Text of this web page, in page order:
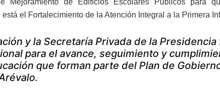
Mejoramiento de Edificios Escolares Públicos para
el Fortalecimiento de la Atención Integral a la Primera
y la Secretaría Privada de la
para el avance, seguimiento y
que forman parte del Plan de